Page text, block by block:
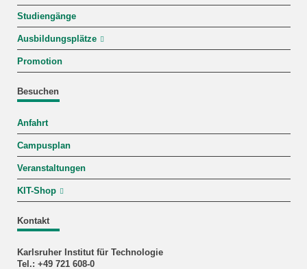
Studiengänge
Ausbildungsplätze
Promotion
Besuchen
Anfahrt
Campusplan
Veranstaltungen
KIT-Shop
Kontakt
Karlsruher Institut für Technologie
Tel.: +49 721 608-0